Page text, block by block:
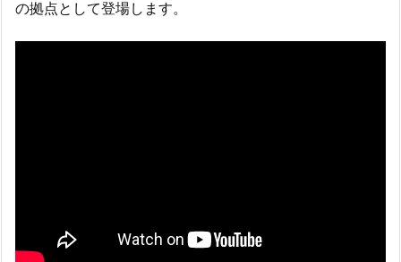
の拠点として登場します。